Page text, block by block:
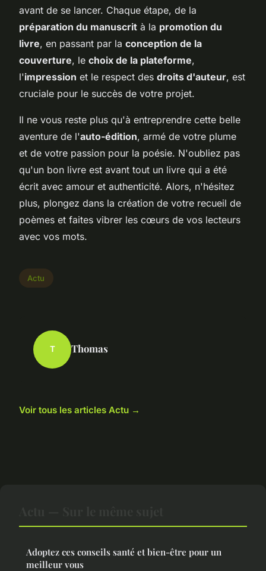
avant de se lancer. Chaque étape, de la
préparation du manuscrit à la promotion du
livre, en passant par la conception de la
couverture, le choix de la plateforme,
l'impression et le respect des droits d'auteur, est
cruciale pour le succès de votre projet.
Il ne vous reste plus qu'à entreprendre cette belle
aventure de l'auto-édition, armé de votre plume
et de votre passion pour la poésie. N'oubliez pas
qu'un bon livre est avant tout un livre qui a été
écrit avec amour et authenticité. Alors, n'hésitez
plus, plongez dans la création de votre recueil de
poèmes et faites vibrer les cœurs de vos lecteurs
avec vos mots.
Actu
T Thomas
Voir tous les articles Actu →
Adoptez ces conseils santé et bien-être pour un
meilleur vous